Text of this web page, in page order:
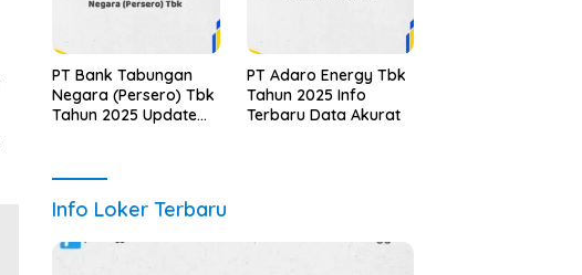
PT Bank Tabungan
Negara (Persero) Tbk
Tahun 2025 Update
PT Adaro Energy Tbk
Tahun 2025 Info
Terbaru Data Akurat
Info Loker Terbaru